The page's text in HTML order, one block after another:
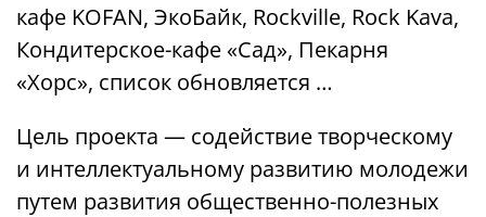
кафе KOFAN, ЭкоБайк, Rockville, Rock Kava,
Кондитерское-кафе «Сад», Пекарня
«Хорс», список обновляется …
Цель проекта — содействие творческому
и интеллектуальному развитию молодежи
путем развития общественно-полезных